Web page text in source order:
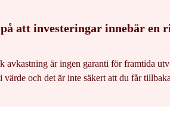
att investeringar innebär en
avkastning är ingen garanti för framtida
värde och det är inte säkert att du får